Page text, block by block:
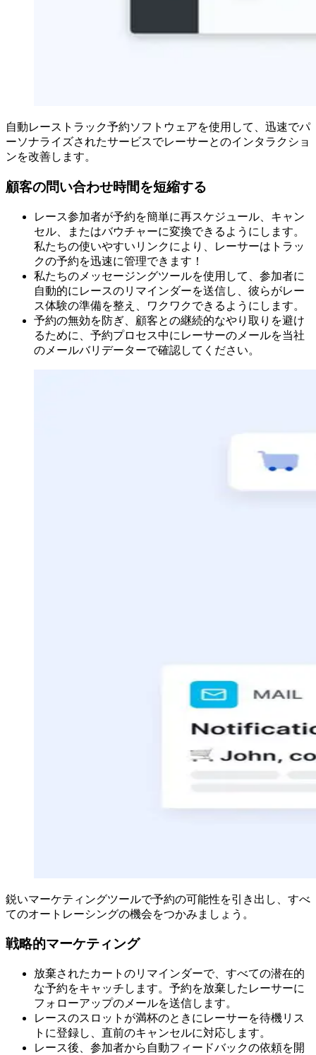
自動レーストラック予約ソフトウェアを使用して、迅速でパ
ーソナライズされたサービスでレーサーとのインタラクショ
ンを改善します。
顧客の問い合わせ時間を短縮する
レース参加者が予約を簡単に再スケジュール、キャン
セル、またはバウチャーに変換できるようにします。
私たちの使いやすいリンクにより、レーサーはトラッ
クの予約を迅速に管理できます！
私たちのメッセージングツールを使用して、参加者に
自動的にレースのリマインダーを送信し、彼らがレー
ス体験の準備を整え、ワクワクできるようにします。
予約の無効を防ぎ、顧客との継続的なやり取りを避け
るために、予約プロセス中にレーサーのメールを当社
のメールバリデーターで確認してください。
鋭いマーケティングツールで予約の可能性を引き出し、すべ
てのオートレーシングの機会をつかみましょう。
戦略的マーケティング
放棄されたカートのリマインダーで、すべての潜在的
な予約をキャッチします。予約を放棄したレーサーに
フォローアップのメールを送信します。
レースのスロットが満杯のときにレーサーを待機リス
トに登録し、直前のキャンセルに対応します。
レース後、参加者から自動フィードバックの依頼を開